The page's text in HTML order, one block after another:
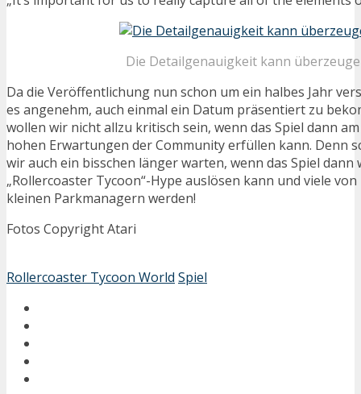
Die Detailgenauigkeit kann
Da die Veröffentlichung nun schon um ein halbes Jahr
es angenehm, auch einmal ein Datum präsentiert zu
wollen wir nicht allzu kritisch sein, wenn das Spiel dann
hohen Erwartungen der Community erfüllen kann. Denn
wir auch ein bisschen länger warten, wenn das Spiel dann
„Rollercoaster Tycoon“-Hype auslösen kann und viele
kleinen Parkmanagern werden!
Fotos Copyright Atari
Rollercoaster Tycoon World Spiel